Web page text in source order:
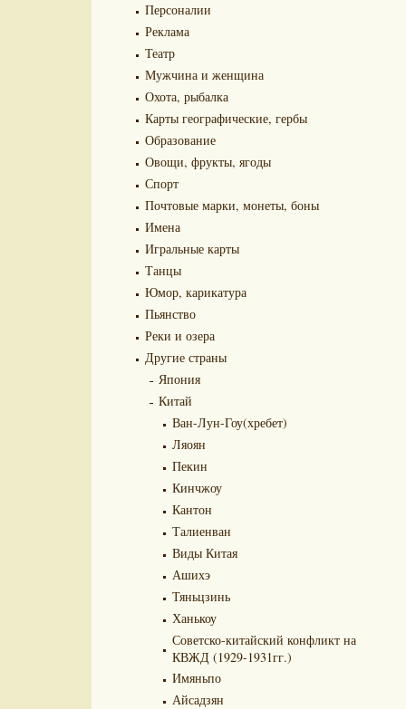
Персоналии
Реклама
Театр
Мужчина и женщина
Охота, рыбалка
Карты географические, гербы
Образование
Овощи, фрукты, ягоды
Спорт
Почтовые марки, монеты, боны
Имена
Игральные карты
Танцы
Юмор, карикатура
Пьянство
Реки и озера
Другие страны
Япония
Китай
Ван-Лун-Гоу(хребет)
Ляоян
Пекин
Кинчжоу
Кантон
Талиенван
Виды Китая
Ашихэ
Тяньцзинь
Ханькоу
Советско-китайский конфликт на
КВЖД (1929-1931гг.)
Имяньпо
Айсадзян